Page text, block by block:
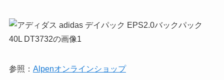
参照： Alpenオンラインショップ